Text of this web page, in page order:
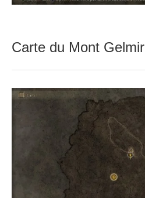
Carte du Mont Gelmir